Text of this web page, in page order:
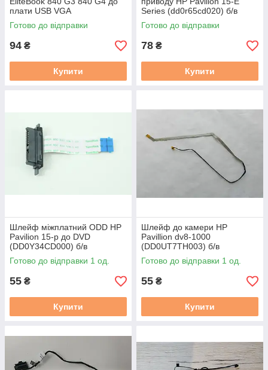
плати USB VGA
(6035B0128301) FPC б/в
Готово до відправки
94 ₴
Купити
Series (dd0r65cd020) б/в
Готово до відправки
78 ₴
Купити
Шлейф міжплатний ODD HP
Pavilion 15-p до DVD
(DD0Y34CD000) б/в
Готово до відправки 1 од.
55 ₴
Купити
Шлейф до камери HP
Pavillion dv8-1000
(DD0UT7TH003) б/в
Готово до відправки 1 од.
55 ₴
Купити